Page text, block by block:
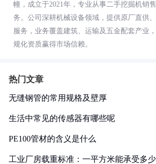
幢，成立于2021年，专业从事二手挖掘机销
务。公司深耕机械设备领域，提供原厂直供
服务，业务覆盖建筑、运输及五金配套产业
规化资质赢得市场信赖。
热门文章
无缝钢管的常用规格及壁厚
生活中常见的传感器有哪些呢
PE100管材的含义是什么
工业厂房载重标准：一平方米能承受多